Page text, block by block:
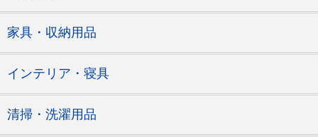
家具・収納用品
インテリア・寝具
清掃・洗濯用品